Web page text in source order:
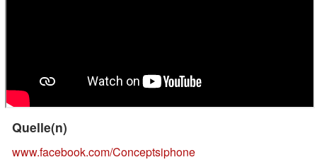
Quelle(n)
www.facebook.com/Conceptsiphone